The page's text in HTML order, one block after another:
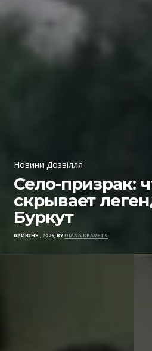
Новини Дозвілля
Село-призрак:
скрывает
Буркут
02 ИЮНЯ , 2026, BYDIANA KRAVETS